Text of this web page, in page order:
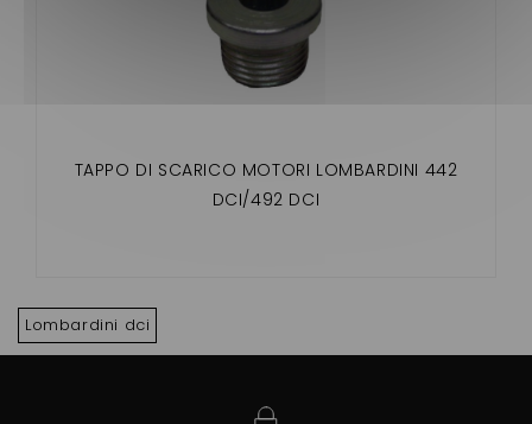
TAPPO DI SCARICO MOTORI LOMBARDINI 442
DCI/492 DCI
Lombardini dci